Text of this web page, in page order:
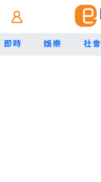
即時 娛樂 社會